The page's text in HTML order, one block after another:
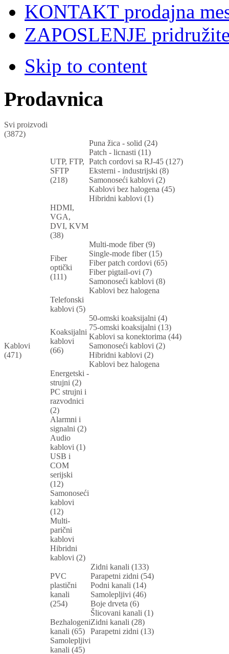
KONTAKT prodajna
ZAPOSLENJE
Skip to content
Prodavnica
Svi proizvodi
(3872)
Kablovi
(471)
UTP, FTP,
SFTP
(218)
Puna žica - solid (24)
Patch - licnasti (11)
Patch cordovi sa RJ-45 (127)
Eksterni - industrijski (8)
Samonoseći kablovi (2)
Kablovi bez halogena (45)
Hibridni kablovi (1)
HDMI,
VGA,
DVI, KVM
(38)
Fiber
optički
(111)
Multi-mode fiber (9)
Single-mode fiber (15)
Fiber patch cordovi (65)
Fiber pigtail-ovi (7)
Samonoseći kablovi (8)
Kablovi bez halogena
Telefonski
kablovi (5)
Koaksijalni
kablovi
(66)
50-omski koaksijalni (4)
75-omski koaksijalni (13)
Kablovi sa konektorima (44)
Samonoseći kablovi (2)
Hibridni kablovi (2)
Kablovi bez halogena
Energetski -
strujni (2)
PC strujni i
razvodnici
(2)
Alarmni i
signalni (2)
Audio
kablovi (1)
USB i
COM
serijski
(12)
Samonoseći
kablovi
(12)
Multi-
parični
kablovi
Hibridni
kablovi (2)
PVC
plastični
kanali
(254)
Zidni kanali (133)
Parapetni zidni (54)
Podni kanali (14)
Samolepljivi (46)
Boje drveta (6)
Šlicovani kanali (1)
Bezhalogeni
kanali (65)
Zidni kanali (28)
Parapetni zidni (13)
Samolepljivi
kanali (45)